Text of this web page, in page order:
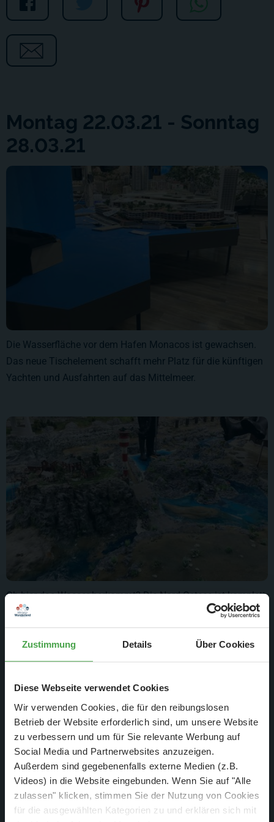
Zustimmung Details Über Cookies
Diese Webseite verwendet Cookies
Wir verwenden Cookies, die für den reibungslosen
Betrieb der Website erforderlich sind, um unsere Website
zu verbessern und um für Sie relevante Werbung auf
Social Media und Partnerwebsites anzuzeigen.
Außerdem sind gegebenenfalls externe Medien (z.B.
Videos) in die Website eingebunden. Wenn Sie auf "Alle
zulassen" klicken, stimmen Sie der Nutzung von Cookies
für die ausgewählten Kategorien zu und erklären sich mit
Montag 22.03.21 - Sonntag
28.03.21
Die Wasserfläche vor dem Hafen Monacos ist gewachsen.
Das neue Tischelement schafft mehr Platz für die künftigen
Yachten und Ausfahrten auf das Mittelmeer.
Ob hier das Wasser herkommt? Die Nord-Ostsee ist komplett
leergelaufen. Nun kann endlich das Becken von Grund auf
gereinigt werden. So geht Frühjahrsputz!